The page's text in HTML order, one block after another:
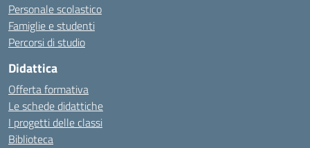
Personale scolastico
Famiglie e studenti
Percorsi di studio
Didattica
Offerta formativa
Le schede didattiche
I progetti delle classi
Biblioteca